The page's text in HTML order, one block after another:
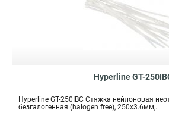
Hyperline GT-
Hyperline GT-250IBC Стяжка нейлоновая
безгалогенная (halogen free), 250x3.6мм,...